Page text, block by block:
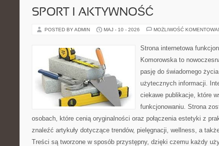
SPORT I AKTYWNOŚĆ
POSTED BY ADMIN MAJ - 10 - 2026 MOŻLIWOŚĆ
Strona internetowa
Komorowska to
pasję do świadomego
użytecznych informacji.
ciekawe publikacje, które
funkcjonowaniu. Strona
osobach, które cenią oryginalności oraz połączenia estetyki z
znaleźć artykuły dotyczące trendów, pielęgnacji, wellness, a
Treści są tworzone w sposób przystępny, dzięki czemu każdy